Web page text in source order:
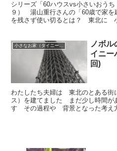
シリーズ「60ハウスvs小さいおう
９） 湯山重行さんの「60歳で家
を残さず使い切るとは？ 東北に
小さなお家（タイニーハウス）で暮らす
ノボ
イニー
回)
わたしたち夫婦は 東北のとある
ス）を建てました まだ少し時間
す その過程や 背景となった考